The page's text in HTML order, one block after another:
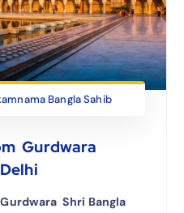
Bangla Sahib
Gurdwara
Shri Bangla